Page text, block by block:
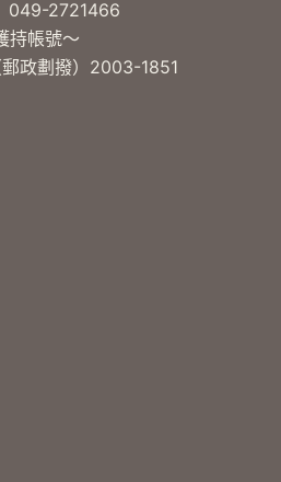
049-2721466
持帳號～
政劃撥）2003-1851